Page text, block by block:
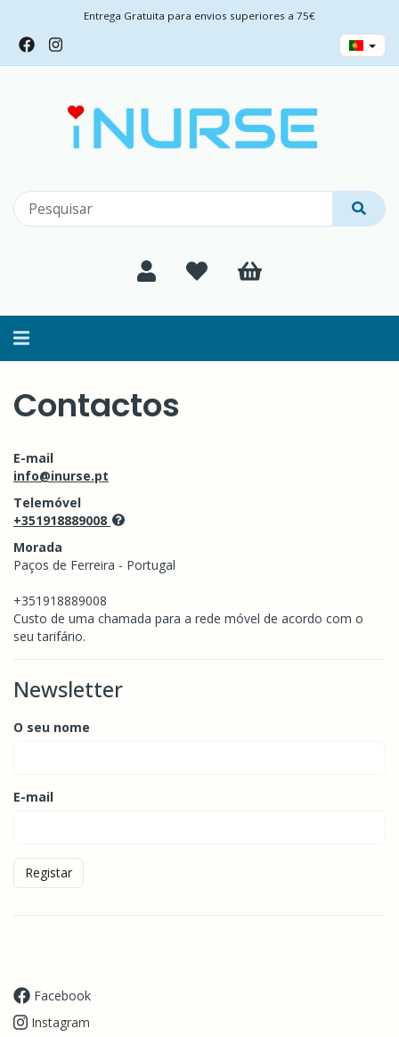
Entrega Gratuita para envios superiores a 75€
Alternar
Contactos
E-mail
info@inurse.pt
Telemóvel
+351918889008
Morada
Paços de Ferreira - Portugal
+351918889008
Custo de uma chamada para a rede móvel de acordo com o
seu tarifário.
Newsletter
O seu nome
E-mail
Registar
Facebook
Instagram